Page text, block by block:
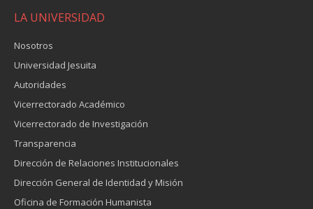
LA UNIVERSIDAD
Nosotros
Universidad Jesuita
Autoridades
Vicerrectorado Académico
Vicerrectorado de Investigación
Transparencia
Dirección de Relaciones Institucionales
Dirección General de Identidad y Misión
Oficina de Formación Humanista